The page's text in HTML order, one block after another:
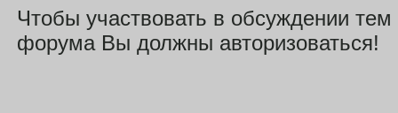
Чтобы участвовать в обсуждении тем
форума Вы должны авторизоваться!